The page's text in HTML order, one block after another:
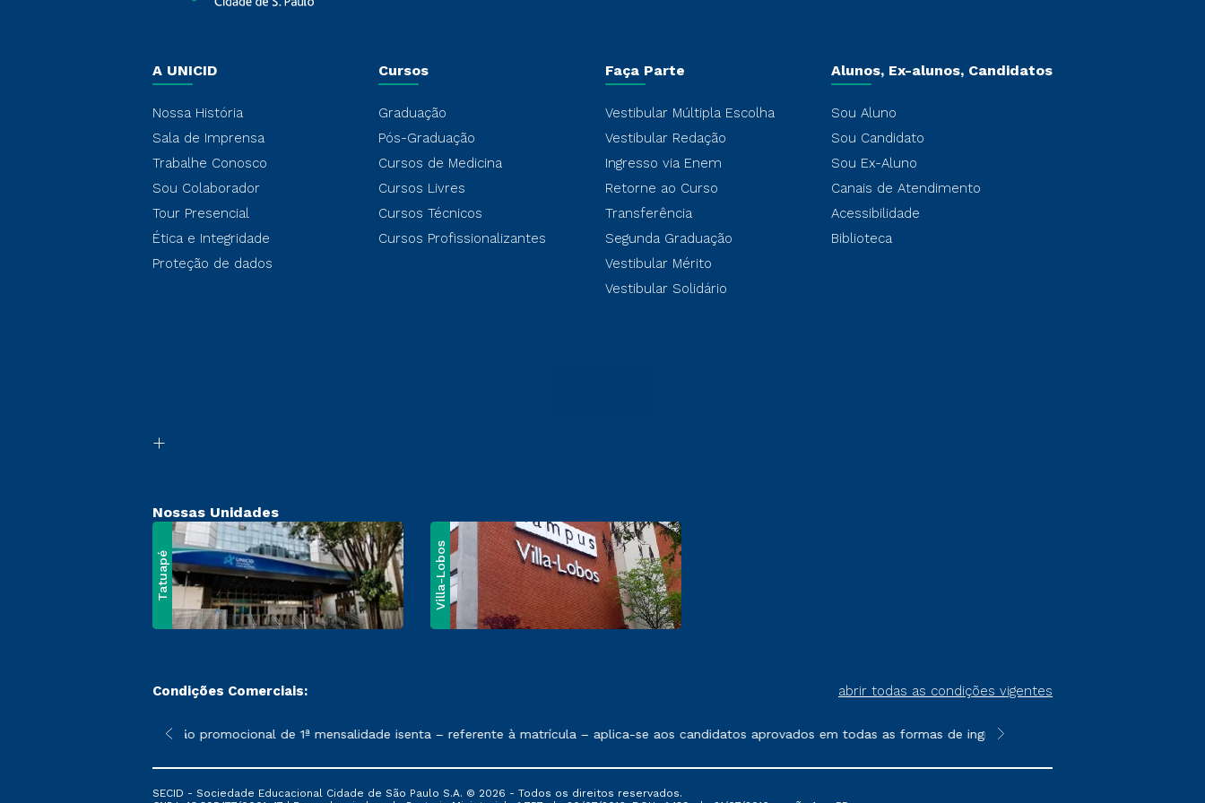
A UNICID
Nossa História
Sala de Imprensa
Trabalhe Conosco
Sou Colaborador
Tour Presencial
Ética e Integridade
Proteção de dados
Cursos
Graduação
Pós-Graduação
Cursos de Medicina
Cursos Livres
Cursos Técnicos
Cursos Profissionalizantes
Faça Parte
Vestibular Múltipla Escolha
Vestibular Redação
Ingresso via Enem
Retorne ao Curso
Transferência
Segunda Graduação
Vestibular Mérito
Vestibular Solidário
Alunos, Ex-alunos, Candidatos
Sou Aluno
Sou Candidato
Sou Ex-Aluno
Canais de Atendimento
Acessibilidade
Biblioteca
Nossas Unidades
Tatuapé Villa-Lobos
Condições Comerciais: abrir todas as condições vigentes
sofrer alterações nos períodos de rematrícula conforme exposto no contrato de prestação de serviços
*A condição promocional de 1ª mensalidade isenta – referente à matrícula – aplica-se aos candidatos aprovados em todas as formas de ingresso, exceto na prova on-line ou
**Semipresencial é um formato do
SECID - Sociedade Educacional Cidade de São Paulo S.A. © 2026 - Todos os direitos reservados.